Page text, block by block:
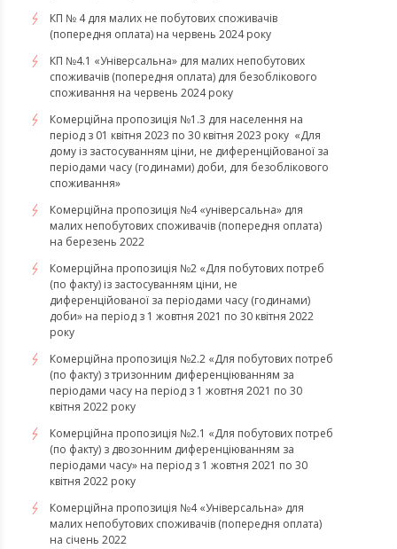
КП № 4 для малих не побутових споживачів
(попередня оплата) на червень 2024 року
КП №4.1 «Універсальна» для малих непобутових
споживачів (попередня оплата) для безоблікового
споживання на червень 2024 року
​​​​​​​Комерційна пропозиція №1.3 для населення на
період з 01 квітня 2023 по 30 квітня 2023 року «Для
дому із застосуванням ціни, не диференційованої за
періодами часу (годинами) доби, для безоблікового
споживання»
​​​​​​​Комерційна пропозиція №4 «універсальна» для
малих непобутових споживачів (попередня оплата)
на березень 2022
Комерційна пропозиція №2 «Для побутових потреб
(по факту) із застосуванням ціни, не
диференційованої за періодами часу (годинами)
доби» на період з 1 жовтня 2021 по 30 квітня 2022
року
Комерційна пропозиція №2.2 «Для побутових потреб
(по факту) з тризонним диференціюванням за
періодами часу на період з 1 жовтня 2021 по 30
квітня 2022 року
Комерційна пропозиція №2.1 «Для побутових потреб
(по факту) з двозонним диференціюванням за
періодами часу» на період з 1 жовтня 2021 по 30
квітня 2022 року
Комерційна пропозиція №4 «Універсальна» для
малих непобутових споживачів (попередня оплата)
на січень 2022